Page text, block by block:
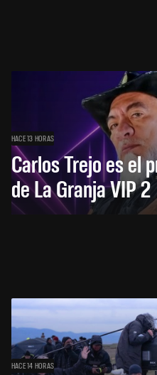
HACE 13 HORAS
Carlos Trejo es el
de La Granja VIP 2
HACE 14 HORAS